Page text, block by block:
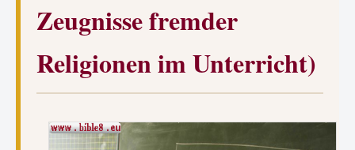
Zeugnisse fremder
Religionen im Unterricht)